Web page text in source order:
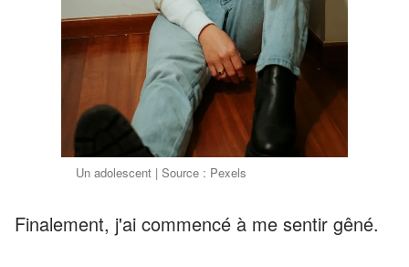
Un adolescent | Source : Pexels
Finalement, j'ai commencé à me sentir gêné.